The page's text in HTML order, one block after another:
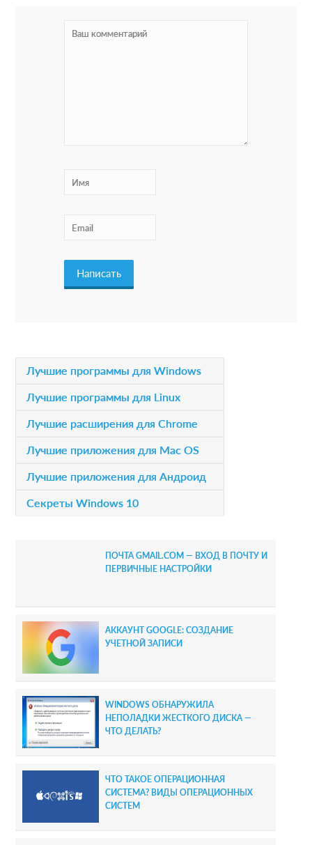
i
o
n
P
m
y
e
b
a
r
Лучшие программы для Windows
Лучшие программы для Linux
Лучшие расширения для Chrome
Лучшие приложения для Mac OS
Лучшие приложения для Андроид
Секреты Windows 10
ПОЧТА GMAIL.COM — ВХОД В ПОЧТУ И
ПЕРВИЧНЫЕ НАСТРОЙКИ
АККАУНТ GOOGLE: СОЗДАНИЕ
УЧЕТНОЙ ЗАПИСИ
WINDOWS ОБНАРУЖИЛА
НЕПОЛАДКИ ЖЕСТКОГО ДИСКА —
ЧТО ДЕЛАТЬ?
ЧТО ТАКОЕ ОПЕРАЦИОННАЯ
СИСТЕМА? ВИДЫ ОПЕРАЦИОННЫХ
СИСТЕМ